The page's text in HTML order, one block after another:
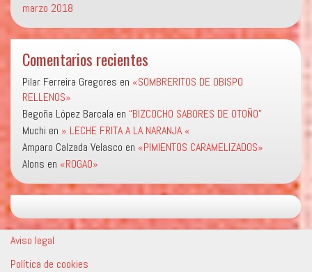
marzo 2018
Comentarios recientes
Pilar Ferreira Gregores en «SOMBRERITOS DE OBISPO
RELLENOS»
Begoña López Barcala en “BIZCOCHO SABORES DE OTOÑO”
Muchi en » LECHE FRITA A LA NARANJA «
Amparo Calzada Velasco en «PIMIENTOS CARAMELIZADOS»
Alons en «ROGAO»
Aviso legal
Política de cookies